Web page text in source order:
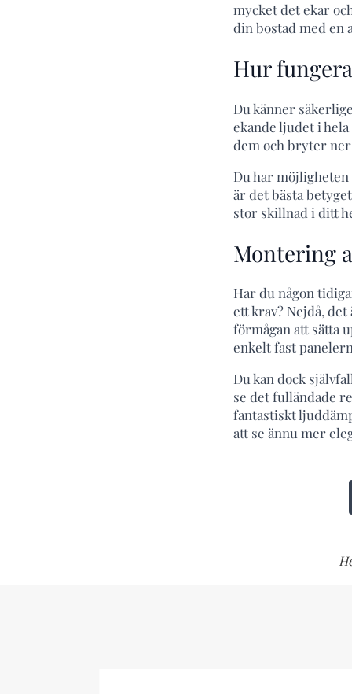
mycket det ekar
din bostad med en
Hur
Du känner
ekande ljudet i
dem och bryter ner
Du har möjligheten
är det bästa
stor skillnad i ditt
Montering
Har du någon
ett krav? Nejdå,
förmågan att sätta
enkelt fast
Du kan dock
se det fulländade
fantastiskt
att se ännu mer